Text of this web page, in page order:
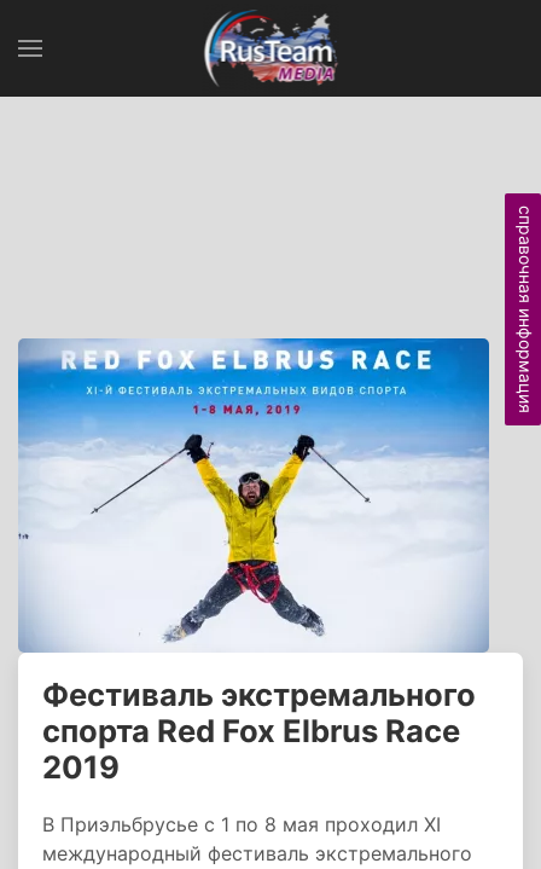
Фестиваль экстремального
спорта Red Fox Elbrus Race
2019
В Приэльбрусье с 1 по 8 мая проходил XI
международный фестиваль экстремального
справочная информация